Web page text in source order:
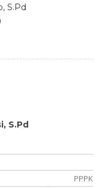
S.Pd
S.Pd
PPPK